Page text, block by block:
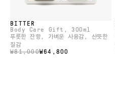
BITTER
Body Care Gift , 300ml
푸릇한 잔향, 가벼운 사용감, 산뜻한
질감
₩81,000₩64,800